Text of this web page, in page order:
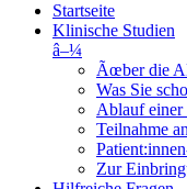
Startseite
Klinische Studien
â–¼
Ãœber die
Was Sie
Ablauf einer
Teilnahme
Zur